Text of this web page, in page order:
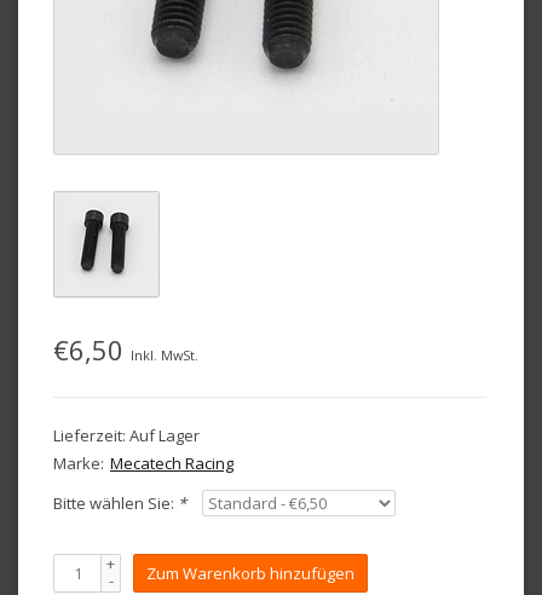
€6,50 Inkl. MwSt.
Lieferzeit: Auf Lager
Marke: Mecatech Racing
Bitte wählen Sie: *
+
- Zum Warenkorb hinzufügen